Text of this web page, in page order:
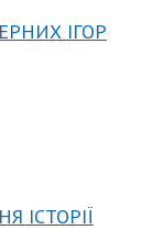
ІГОР
ІСТОРІЇ